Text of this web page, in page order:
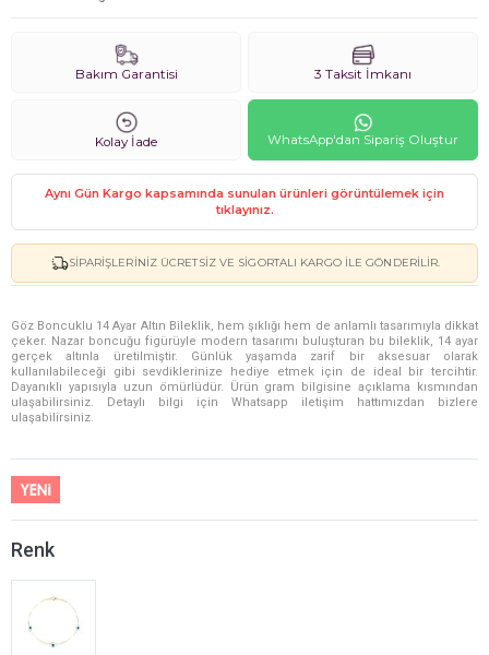
Bakım Garantisi 3 Taksit İmkanı
Kolay İade WhatsApp'dan Sipariş Oluştur
Aynı Gün Kargo kapsamında sunulan ürünleri görüntülemek için
tıklayınız.
SIPARIŞLERINIZ ÜCRETSIZ VE SIGORTALI KARGO ILE GÖNDERILIR.
Göz Boncuklu 14 Ayar Altın Bileklik, hem şıklığı hem de anlamlı tasarımıyla dikkat
çeker. Nazar boncuğu figürüyle modern tasarımı buluşturan bu bileklik, 14 ayar
gerçek altınla üretilmiştir. Günlük yaşamda zarif bir aksesuar olarak
kullanılabileceği gibi sevdiklerinize hediye etmek için de ideal bir tercihtir.
Dayanıklı yapısıyla uzun ömürlüdür. Ürün gram bilgisine açıklama kısmından
ulaşabilirsiniz. Detaylı bilgi için Whatsapp iletişim hattımızdan bizlere
ulaşabilirsiniz.
Renk